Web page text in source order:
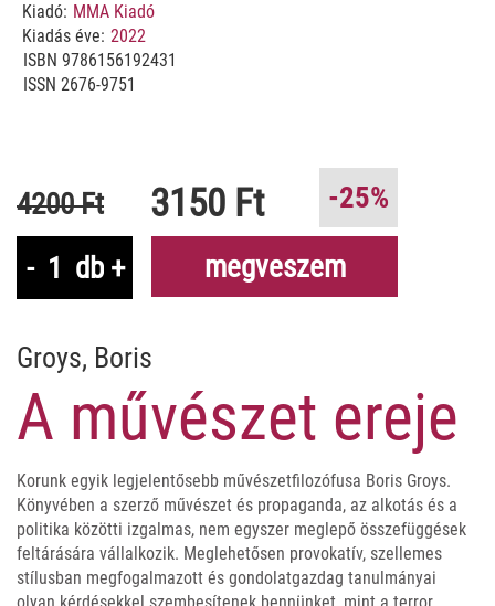
Kiadó: MMA Kiadó
Kiadás éve: 2022
ISBN 9786156192431
ISSN 2676-9751
4200 Ft 3150 Ft
-25%
-
db + megveszem
Groys, Boris
A művészet ereje
Korunk egyik legjelentősebb művészetfilozófusa Boris Groys.
Könyvében a szerző művészet és propaganda, az alkotás és a
politika közötti izgalmas, nem egyszer meglepő összefüggések
feltárására vállalkozik. Meglehetősen provokatív, szellemes
stílusban megfogalmazott és gondolatgazdag tanulmányai